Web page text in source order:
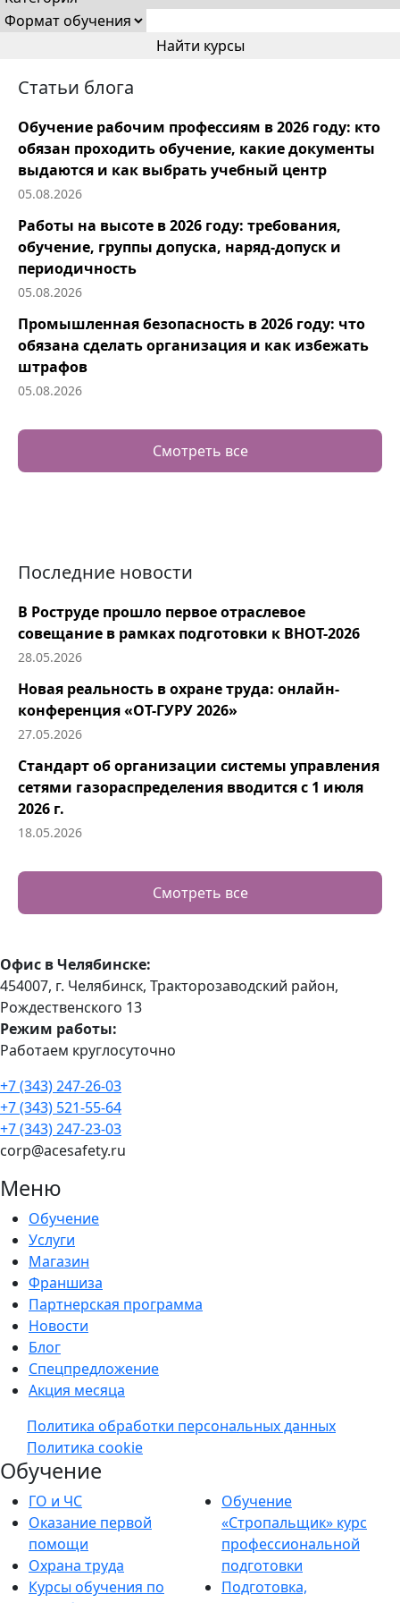
Статьи блога
Обучение рабочим профессиям в 2026 году: кто
обязан проходить обучение, какие документы
выдаются и как выбрать учебный центр
05.08.2026
Работы на высоте в 2026 году: требования,
обучение, группы допуска, наряд-допуск и
периодичность
05.08.2026
Промышленная безопасность в 2026 году: что
обязана сделать организация и как избежать
штрафов
05.08.2026
Смотреть все
Последние новости
В Роструде прошло первое отраслевое
совещание в рамках подготовки к ВНОТ-2026
28.05.2026
Новая реальность в охране труда: онлайн-
конференция «ОТ-ГУРУ 2026»
27.05.2026
Стандарт об организации системы управления
сетями газораспределения вводится с 1 июля
2026 г.
18.05.2026
Смотреть все
Офис в Челябинске:
454007, г. Челябинск, Тракторозаводский район, ​
Рождественского 13​
Режим работы:
Работаем круглосуточно
+7 (343) 247-26-03
+7 (343) 521-55-64
+7 (343) 247-23-03
corp@acesafety.ru
Меню
Обучение
Услуги
Магазин
Франшиза
Партнерская программа
Новости
Блог
Спецпредложение
Акция месяца
Политика обработки персональных данных
Политика cookie
Обучение
ГО и ЧС
Оказание первой
помощи
Охрана труда
Курсы обучения по
Обучение
«Стропальщик» курс
профессиональной
подготовки
Подготовка,